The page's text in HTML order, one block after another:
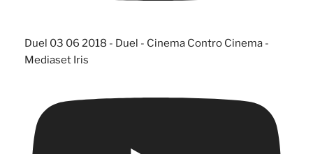
Duel 03 06 2018 - Duel - Cinema Contro Cinema -
Mediaset Iris